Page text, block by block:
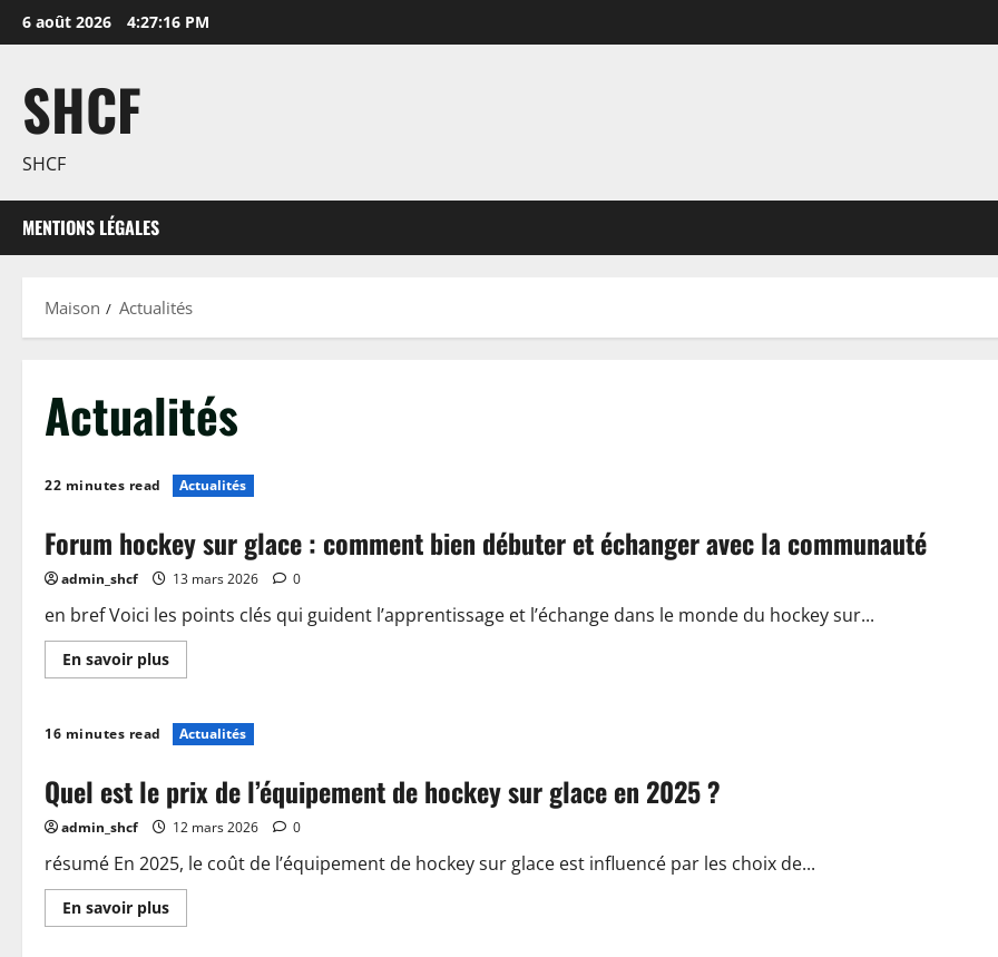
Passer
au
6 août 2026 4:27:17 PM
SHCF
SHCF
MENTIONS LÉGALES
Maison Actualités
Actualités
22 minutes read Actualités
Forum hockey sur glace : comment bien débuter et échanger avec la communauté
admin_shcf 13 mars 2026 0
en bref Voici les points clés qui guident l’apprentissage et l’échange dans le monde du hockey sur...
En savoir plusEn
savoir
Forum
hockey
sur
:
comment
bien
débuter
échanger
avec
la
communauté
16 minutes read Actualités
Quel est le prix de l’équipement de hockey sur glace en 2025 ?
admin_shcf 12 mars 2026 0
résumé En 2025, le coût de l’équipement de hockey sur glace est influencé par les choix de...
En savoir plusEn
savoir